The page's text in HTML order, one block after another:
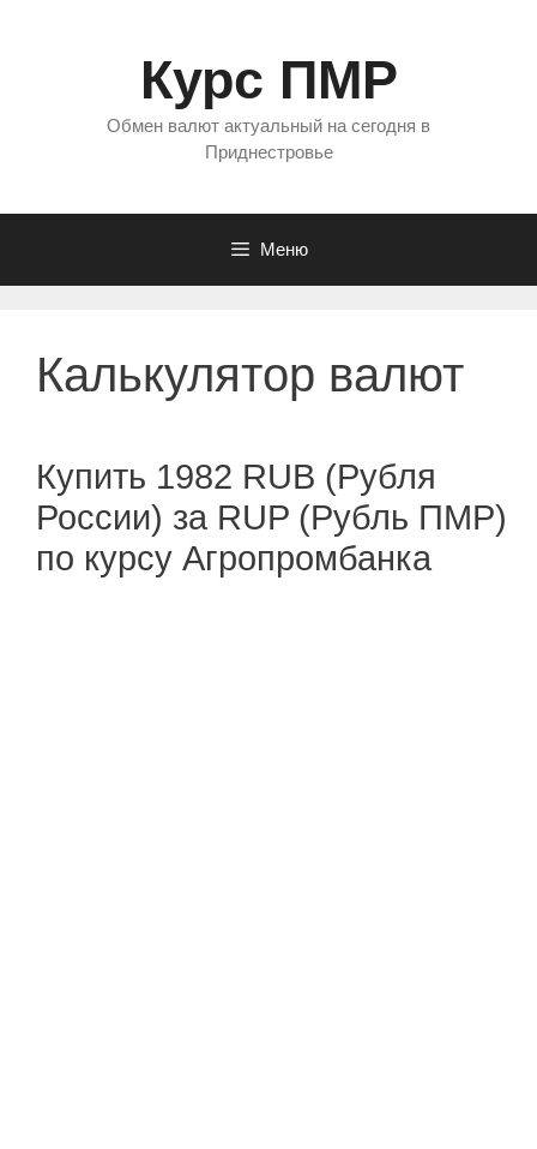
Курс ПМР
Обмен валют актуальный на сегодня в
Приднестровье
Меню
Калькулятор валют
Купить 1982 RUB (Рубля
России) за RUP (Рубль ПМР)
по курсу Агропромбанка